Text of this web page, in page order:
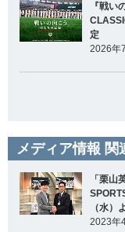
『戦
定
2026年
メディア情報 関
「栗山
（水）
2023年